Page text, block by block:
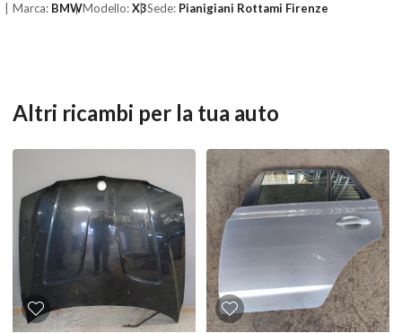
Marca: BMWModello:X3Sede: Pianigiani Rottami Firenze
Altri ricambi per la tua auto